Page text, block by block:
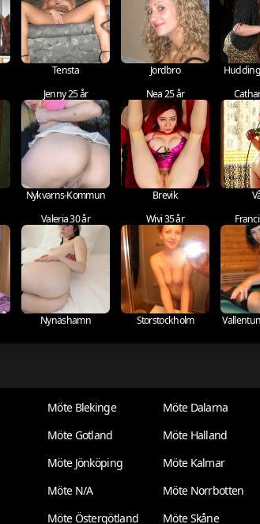
Tensta Jordbro
Jenny 25 år
Nykvarns-Kommun
Nea 25 år
Brevik
Valeria 30 år
Nynäshamn
Wivi 35 år
Storstockholm
Möte Blekinge Möte Dalarna
Möte Gotland
Möte Halland
Möte Jönköping
Möte Kalmar
Möte N/A
Möte Norrbotten
Möte Östergötland
Möte Skåne